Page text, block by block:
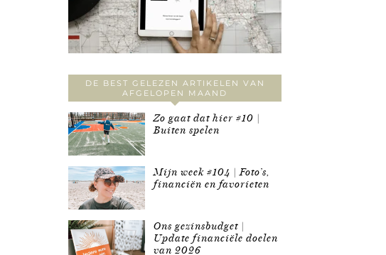
DE BEST GELEZEN ARTIKELEN VAN
AFGELOPEN MAAND
Zo gaat dat hier #10 |
Buiten spelen
Mijn week #104 | Foto’s,
financiën en favorieten
Ons gezinsbudget |
Update financiële doelen
van 2026